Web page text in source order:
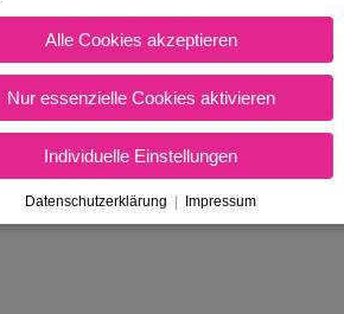
Alle Cookies akzeptieren
Nur essenzielle Cookies aktivieren
Individuelle Einstellungen
Datenschutzerklärung | Impressum